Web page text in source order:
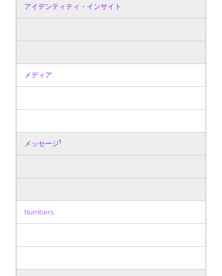
アイデンティティ・インサイト
メディア
メッセージ1
Numbers